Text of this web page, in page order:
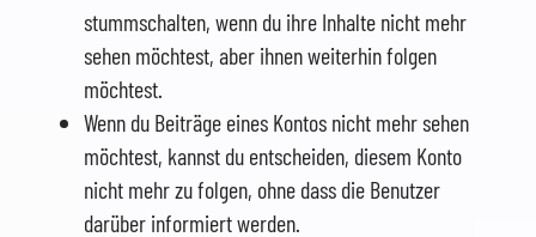
stummschalten, wenn du ihre Inhalte nicht mehr
sehen möchtest, aber ihnen weiterhin folgen
möchtest.
Wenn du Beiträge eines Kontos nicht mehr sehen
möchtest, kannst du entscheiden, diesem Konto
nicht mehr zu folgen, ohne dass die Benutzer
darüber informiert werden.